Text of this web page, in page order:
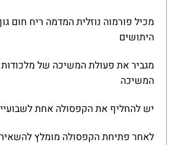
מכיל פורמוה נוזלית המדמה ריח חום
היתושים
מגביר את פעולת המשיכה של מלכודות
המשיכה
יש להחליף את הקפסולה אחת
לאחר פתיחת הקפסולה מומלץ להשאיר